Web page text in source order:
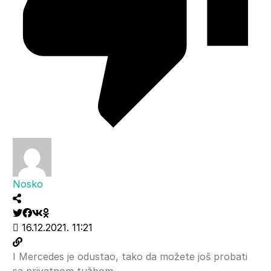
Nosko
16.12.2021. 11:21
I Mercedes je odustao, tako da možete još probati